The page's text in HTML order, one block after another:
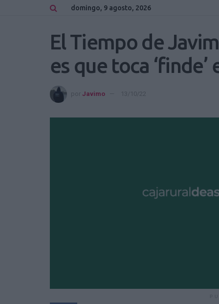
domingo, 9 agosto, 2026
El Tiempo de
es que toca ‘finde’
por Javimo 13/10/22